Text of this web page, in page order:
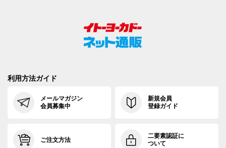
利用方法ガイド
メールマガジン
会員募集中
新規会員
登録ガイド
ご注文方法
二要素認証に
ついて